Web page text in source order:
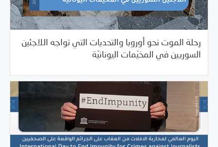
رحلة الموت نحو أوروبا والتحديات التي تواجه اللاجئين
السوريين في المخيّمات اليونانيّة
11/03/2021 دراسات المركز/مرصد الانتهاكات